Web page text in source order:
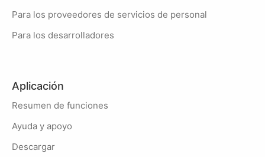
Para los proveedores de servicios de personal
Para los desarrolladores
Aplicación
Resumen de funciones
Ayuda y apoyo
Descargar